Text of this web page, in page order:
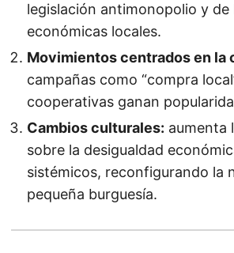
legislación antimonopolio y
económicas locales.
Movimientos centrados en la
campañas como “compra
cooperativas ganan
Cambios culturales: aumenta
sobre la desigualdad
sistémicos, reconfigurando la
pequeña burguesía.